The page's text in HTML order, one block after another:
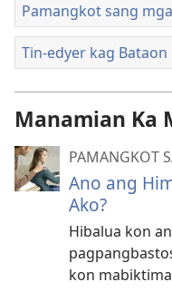
Pamangkot sang
Tin-edyer kag
Manamian Ka
PAMANGKOT
Ano ang
Ako?
Hibalua kon
kon